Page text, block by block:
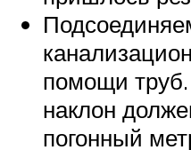
помощи
наклон
погонный